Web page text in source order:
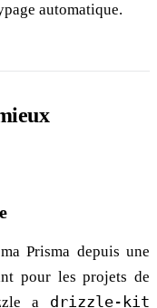
automatique.
Prisma depuis une
pour les projets de
a drizzle-kit